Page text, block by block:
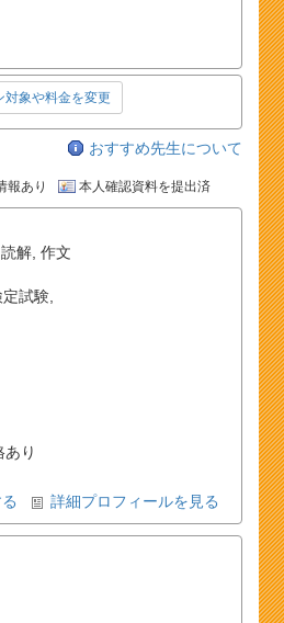
対象や料金を変更
おすすめ先生について
報あり 本人確認資料を提出済
読解, 作文
試験,
り
詳細プロフィールを見る